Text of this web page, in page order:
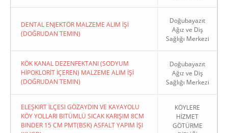
DENTAL ENJEKTÖR MALZEME ALIM İŞİ
(DOĞRUDAN TEMIN)
Doğubayazıt
Ağız ve Diş
Sağlığı Merkezi
KÖK KANAL DEZENFEKTANI (SODYUM
HİPOKLORİT İÇEREN) MALZEME ALIM İŞİ
(DOĞRUDAN TEMIN)
Doğubayazıt
Ağız ve Diş
Sağlığı Merkezi
ELEŞKIRT İLÇESI GÖZAYDIN VE KAYAYOLU
KÖY YOLLARI BITÜMLÜ SICAK KARIŞIM 8CM
BINDER 15 CM PMT(BSK) ASFALT YAPIM İŞI
KÖYLERE
HİZMET
GÖTÜRME